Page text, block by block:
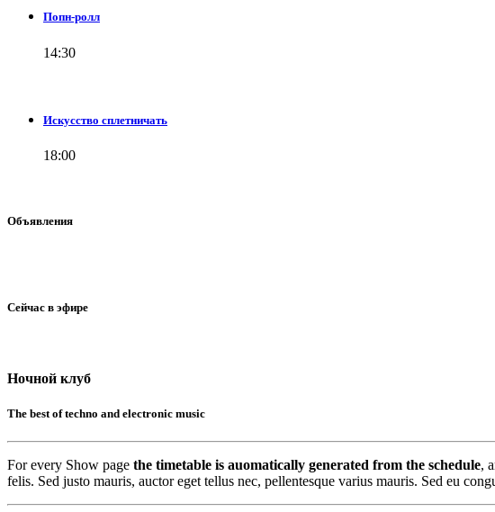
Попн-ролл
14:30
Искусство сплетничать
18:00
Объявления
Сейчас в эфире
Ночной клуб
The best of techno and electronic music
For every Show page the timetable is auomatically generated from the schedule,
felis. Sed justo mauris, auctor eget tellus nec, pellentesque varius mauris. Sed eu